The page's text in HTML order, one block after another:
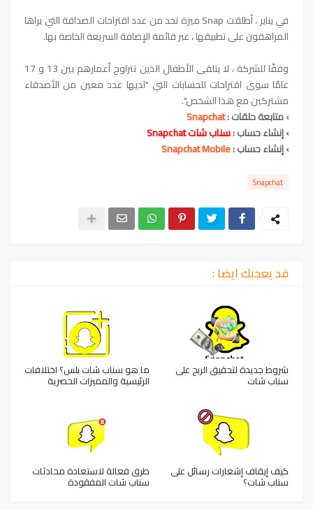
في يناير ، أطلقت Snap ميزة تحد من عدد اقتراحات الصداقة التي يراها
المراهقون على تطبيقها ، عبر قائمة الإضافة السريعة الخاصة بها.
وفقًا للشركة ، لا يتلقى الأطفال الذين تتراوح أعمارهم بين 13 و 17
عامًا سوى اقتراحات للحسابات التي "لديها عدد معين من الأصدقاء
مشتركين مع هذا الشخص".
› متابعة حلقات :Snapchat
›إنشاء حساب :سناب شات Snapchat
›إنشاء حساب :Snapchat Mobile
Snapchat
قد يعجبك ايضا :
شروط جديدة لتحقيق الربح على
سناب شات
ما هو سناب شات بلس؟ اختلافات
الرئيسية والمميزات الحصرية
كيف إيقاف إشعارات رسائل على
سناب شات؟
طرق فعالة لاستعادة محادثات
سناب شات المفقودة